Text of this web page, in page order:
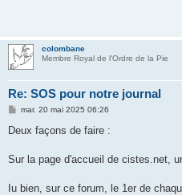
colombane
Membre Royal de l'Ordre de la Pie
Re: SOS pour notre journal
M
s
g
mar. 20 mai 2025 06:26
Deux façons de faire :
Sur la page d'accueil de cistes.net,
Iu bien, sur ce forum, le 1er de